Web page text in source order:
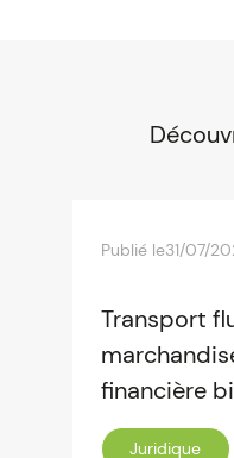
Publié le31/07/
Transport
financière
Juridique